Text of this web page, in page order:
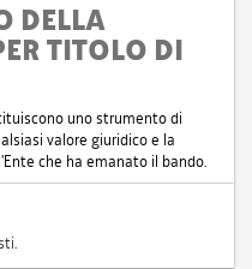
DELLA
TITOLO DI
uno strumento di
valore giuridico e la
che ha emanato il bando.